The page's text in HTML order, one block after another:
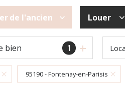
de l'ancien
l'ancien
Louer
à
bien 1
95190 - Fontenay-en-Parisis